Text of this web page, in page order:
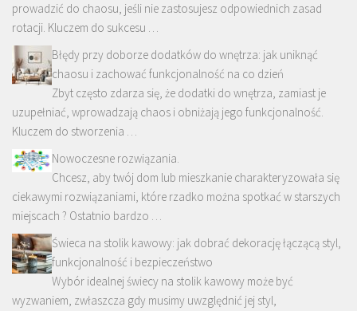
prowadzić do chaosu, jeśli nie zastosujesz odpowiednich zasad
rotacji. Kluczem do sukcesu …
Błędy przy doborze dodatków do wnętrza: jak uniknąć
chaosu i zachować funkcjonalność na co dzień
Zbyt często zdarza się, że dodatki do wnętrza, zamiast je
uzupełniać, wprowadzają chaos i obniżają jego funkcjonalność.
Kluczem do stworzenia …
Nowoczesne rozwiązania.
Chcesz, aby twój dom lub mieszkanie charakteryzowała się
ciekawymi rozwiązaniami, które rzadko można spotkać w starszych
miejscach ? Ostatnio bardzo …
Świeca na stolik kawowy: jak dobrać dekorację łączącą styl,
funkcjonalność i bezpieczeństwo
Wybór idealnej świecy na stolik kawowy może być
wyzwaniem, zwłaszcza gdy musimy uwzględnić jej styl,